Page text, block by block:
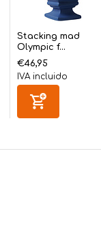
Stacking mad
Olympic f...
€46,95
IVA incluido